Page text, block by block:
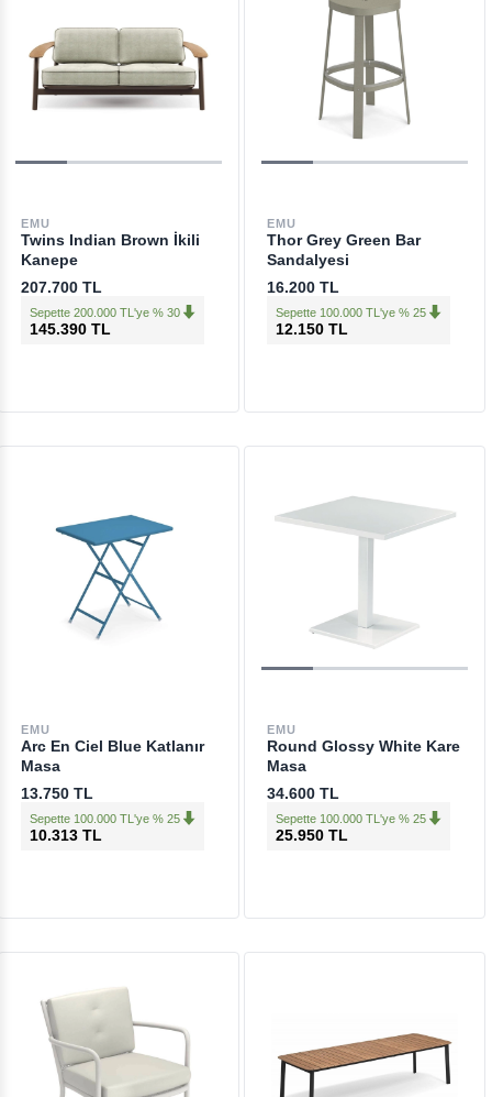
EMU
Twins Indian Brown İkili
Kanepe
207.700 TL
Sepette 200.000 TL'ye % 30
145.390 TL
EMU
Thor Grey Green Bar
Sandalyesi
16.200 TL
Sepette 100.000 TL'ye % 25
12.150 TL
EMU
Arc En Ciel Blue Katlanır
Masa
13.750 TL
Sepette 100.000 TL'ye % 25
10.313 TL
EMU
Round Glossy White Kare
Masa
34.600 TL
Sepette 100.000 TL'ye % 25
25.950 TL